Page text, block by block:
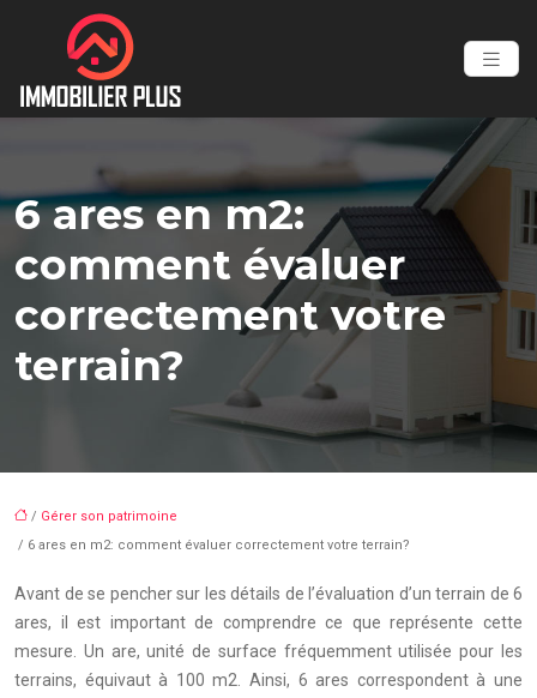
6 ares en m2:
comment évaluer
correctement votre
terrain?
/ Gérer son patrimoine
/ 6 ares en m2: comment évaluer correctement votre terrain?
Avant de se pencher sur les détails de l’évaluation d’un terrain de 6
ares, il est important de comprendre ce que représente cette
mesure. Un are, unité de surface fréquemment utilisée pour les
terrains, équivaut à 100 m2. Ainsi, 6 ares correspondent à une